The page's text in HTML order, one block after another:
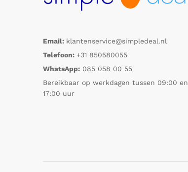
Email: klantenservice@simpledeal.nl
Telefoon: +31 850580055
WhatsApp: 085 058 00 55
Bereikbaar op werkdagen tussen 09:00 en
17:00 uur